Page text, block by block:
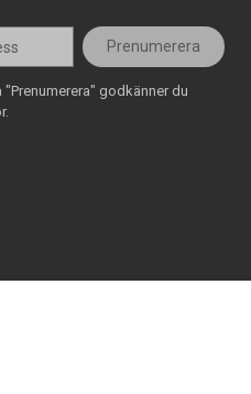
Prenumerera
godkänner du